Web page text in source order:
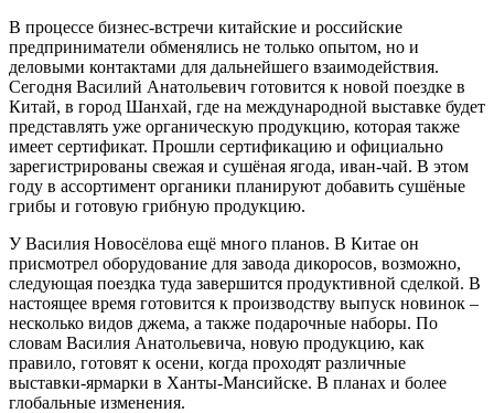
В процессе бизнес-встречи китайские и российские
предприниматели обменялись не только опытом, но и
деловыми контактами для дальнейшего взаимодействия.
Сегодня Василий Анатольевич готовится к новой поездке в
Китай, в город Шанхай, где на международной выставке будет
представлять уже органическую продукцию, которая также
имеет сертификат. Прошли сертификацию и официально
зарегистрированы свежая и сушёная ягода, иван-чай. В этом
году в ассортимент органики планируют добавить сушёные
грибы и готовую грибную продукцию.
У Василия Новосёлова ещё много планов. В Китае он
присмотрел оборудование для завода дикоросов, возможно,
следующая поездка туда завершится продуктивной сделкой. В
настоящее время готовится к производству выпуск новинок –
несколько видов джема, а также подарочные наборы. По
словам Василия Анатольевича, новую продукцию, как
правило, готовят к осени, когда проходят различные
выставки-ярмарки в Ханты-Мансийске. В планах и более
глобальные изменения.